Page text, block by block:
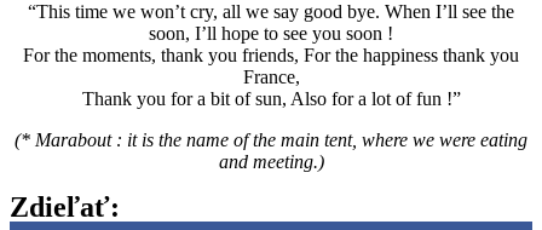
“This time we won’t cry, all we say good bye. When I’ll see the
soon, I’ll hope to see you soon !
For the moments, thank you friends, For the happiness thank you
France,
Thank you for a bit of sun, Also for a lot of fun !”
(* Marabout : it is the name of the main tent, where we were eating
and meeting.)
Zdieľať: